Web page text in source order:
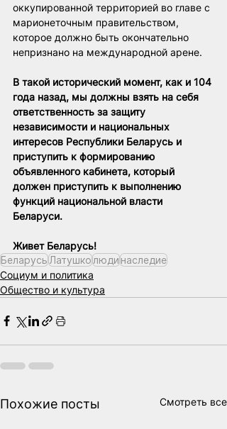
оккупированной территорией во главе с
марионеточным правительством,
которое должно быть окончательно
непризнано на международной арене.
В такой исторический момент, как и 104
года назад, мы должны взять на себя
ответственность за защиту
независимости и национальных
интересов Республики Беларусь и
приступить к формированию
объявленного кабинета, который
должен приступить к выполнению
функций национальной власти
Беларуси.
Живет Беларусь!
БеларусьЛатушколюдинаследие
Социум и политика
Общество и культура
Похожие посты Смотреть все